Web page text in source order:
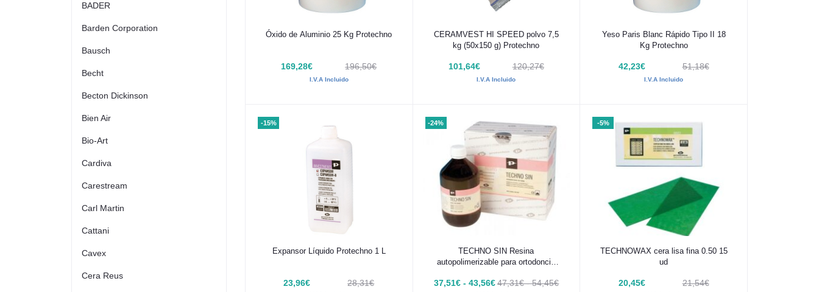
BADER
Barden Corporation
Bausch
Becht
Becton Dickinson
Bien Air
Bio-Art
Cardiva
Carestream
Carl Martin
Cattani
Cavex
Cera Reus
Añadir al carrito
Óxido de Aluminio 25 Kg Protechno
169,28€ 196,50€
I.V.A Incluido
Añadir al carrito
CERAMVEST HI SPEED polvo 7,5
kg (50x150 g) Protechno
101,64€ 120,27€
I.V.A Incluido
Añadir al carrito
Yeso Paris Blanc Rápido Tipo II 18
Kg Protechno
42,23€ 51,18€
I.V.A Incluido
-15%
Añadir al carrito
Expansor Líquido Protechno 1 L
23,96€ 28,31€
-24%
Añadir al carrito
TECHNO SIN Resina
autopolimerizable para ortodoncia
37,51€ - 43,56€ 47,31€ - 54,45€
-5%
Añadir al carrito
TECHNOWAX cera lisa fina 0.50 15
ud
20,45€ 21,54€